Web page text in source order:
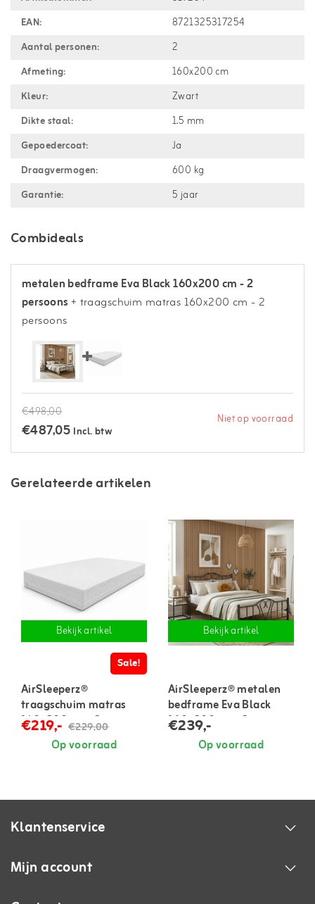
EAN:
8721325317254
Aantal personen:
2
Afmeting:
160x200 cm
Kleur:
Zwart
Dikte staal:
1.5 mm
Gepoedercoat:
Ja
Draagvermogen:
600 kg
Garantie:
5 jaar
Combideals
metalen bedframe Eva Black 160x200 cm - 2
persoons+ traagschuim matras 160x200 cm - 2
persoons
€498,00
€487,05 Incl. btw
Niet op voorraad
Gerelateerde artikelen
Bekijk artikel
Sale!
AirSleeperz®
traagschuim matras
160x200 cm - 2
persoons
€219,- €229,00
Op voorraad
Bekijk artikel
AirSleeperz® metalen
bedframe Eva Black
140x200 cm - 2
persoons
€239,-
Op voorraad
Klantenservice
Mijn account